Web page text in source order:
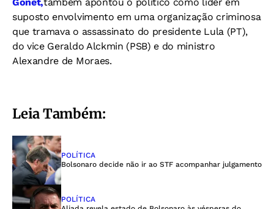
suposto envolvimento em uma organização criminosa
que tramava o assassinato do presidente Lula (PT),
do vice Geraldo Alckmin (PSB) e do ministro
Alexandre de Moraes.
Leia Também:
POLÍTICA
Bolsonaro decide não ir ao STF acompanhar julgamento
POLÍTICA